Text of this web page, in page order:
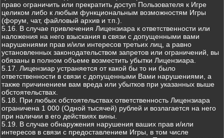
право ограничить или прекратить доступ Пользователя к Игре
целиком либо к любым функциональным возможностям Игры
(форум, чат, файловый архив и т.п.).
5.16. В случае привлечения Лицензиара к ответственности или
наложения на него взыскания в связи с допущенными вами
нарушениями прав и/или интересов третьих лиц, а равно
установленных законодательством запретов или ограничений, вы
обязаны в полном объеме возместить убытки Лицензиара.
5.17. Лицензиар устраняется от какой бы то ни было
ответственности в связи с допущенными Вами нарушениями, а
также причинением вам вреда или убытков при указанных выше
обстоятельствах.
5.18. При любых обстоятельствах ответственность Лицензиара
ограничена 1 000 (Одной тысячей) рублей и возлагается на него
при наличии в его действиях вины.
5.19. В случае обнаружения нарушения ваших прав и/или
интересов в связи с предоставлением Игры, в том числе